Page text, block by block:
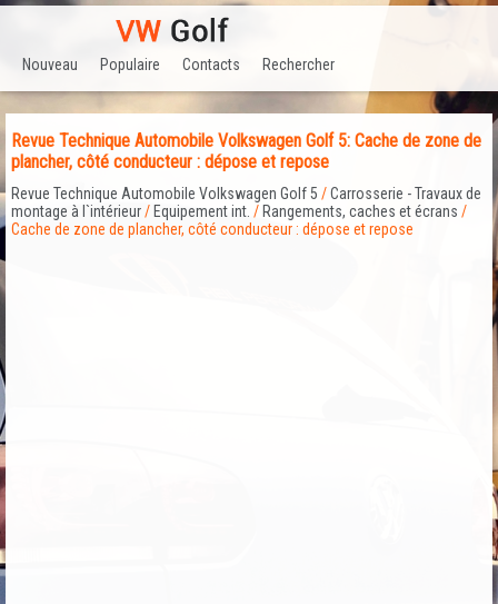
Nouveau Populaire Contacts Rechercher
Revue Technique Automobile Volkswagen Golf 5: Cache de zone de
plancher, côté conducteur : dépose et repose
Revue Technique Automobile Volkswagen Golf 5 /Carrosserie - Travaux de
montage à l`intérieur/ Equipement int. / Rangements, caches et écrans /
Cache de zone de plancher, côté conducteur : dépose et repose